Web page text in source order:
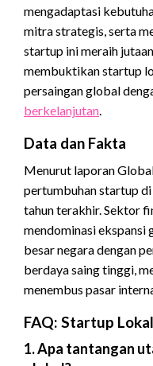
mengadaptasi
mitra strategis, serta
startup ini meraih
membuktikan startup
persaingan global
berkelanjutan
Data dan Fakta
Menurut laporan
pertumbuhan startup
tahun terakhir. Sektor
mendominasi ekspansi
besar negara dengan
berdaya saing tinggi,
menembus pasar
FAQ: Startup
1. Apa tantangan